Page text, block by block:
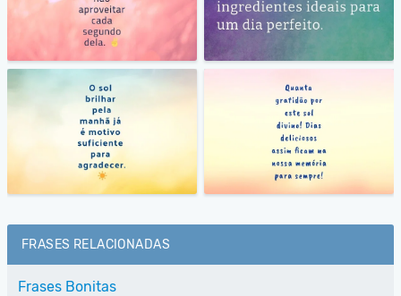
FRASES RELACIONADAS
Frases Bonitas